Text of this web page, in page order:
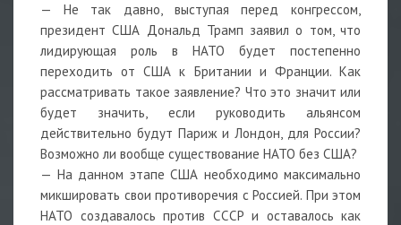
— Не так давно, выступая перед конгрессом,
президент США Дональд Трамп заявил о том, что
лидирующая роль в НАТО будет постепенно
переходить от США к Британии и Франции. Как
рассматривать такое заявление? Что это значит или
будет значить, если руководить альянсом
действительно будут Париж и Лондон, для России?
Возможно ли вообще существование НАТО без США?
— На данном этапе США необходимо максимально
микшировать свои противоречия с Россией. При этом
НАТО создавалось против СССР и оставалось как